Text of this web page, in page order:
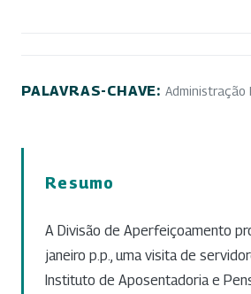
PALAVRAS-CHAVE: Administração
Resumo
A Divisão de Aperfeiçoamento
janeiro p.p., uma visita de
Instituto de Aposentadoria e